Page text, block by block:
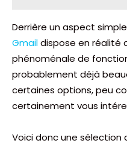
Derrière un aspect
Gmaildispose en réalité
phénoménale de
probablement déjà
certaines options, peu
certainement vous
Voici donc une sélection